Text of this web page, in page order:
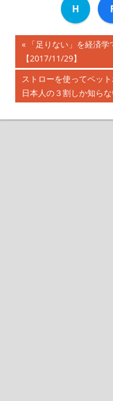
H
投
稿
ナ
ビ
前
の
記
事:
「足りない」を経済
【2017/11/29】
次
の
事:
ストローを使ってペッ
日本人の３割しか知ら